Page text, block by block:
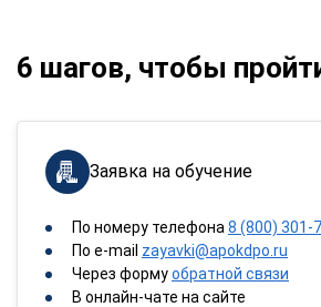
6 шагов, чтобы
Заявка на обучение
По номеру телефона 8 (800) 301-
По e-mail zayavki@apokdpo.ru
Через формуобратной связи
В онлайн-чате на сайте